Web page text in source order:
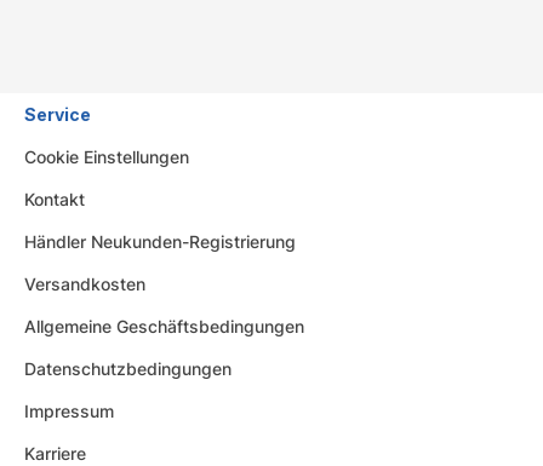
Service
Cookie Einstellungen
Kontakt
Händler Neukunden-Registrierung
Versandkosten
Allgemeine Geschäftsbedingungen
Datenschutzbedingungen
Impressum
Karriere